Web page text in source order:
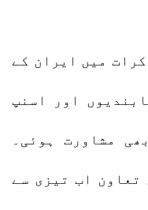
میں ایران کے
اور اسنپ
مشاورت ہوئی۔
تعاون اب تیزی سے